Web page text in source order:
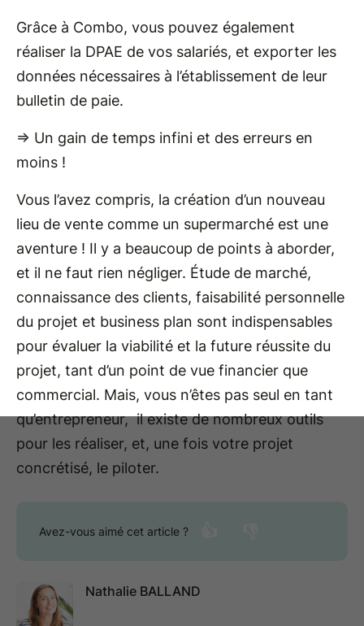
Grâce à Combo, vous pouvez également
réaliser la DPAE de vos salariés, et exporter les
données nécessaires à l’établissement de leur
bulletin de paie.
=> Un gain de temps infini et des erreurs en
moins !
Vous l’avez compris, la création d’un nouveau
lieu de vente comme un supermarché est une
aventure ! Il y a beaucoup de points à aborder,
et il ne faut rien négliger. Étude de marché,
connaissance des clients, faisabilité personnelle
du projet et business plan sont indispensables
pour évaluer la viabilité et la future réussite du
projet, tant d’un point de vue financier que
commercial. Mais, vous n’êtes pas seul en tant
qu’entrepreneur, il existe de nombreux outils
pour les réaliser, et, une fois votre projet
concrétisé, le piloter.
Avez-vous aimé cet article ?
Nathalie BALLAND